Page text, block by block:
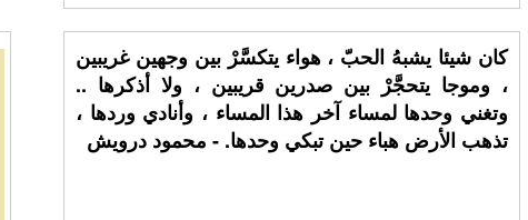
كان شيئا يشبهُ الحبّ ، هواء يتكسَّرْ بين وجهين غريبين
، وموجا يتحجَّرْ بين صدرين قريبين ، ولا أذكرها ..
وتغني وحدها لمساء آخر هذا المساء ، وأنادي وردها ،
تذهب الأرض هباء حين تبكي وحدها. - محمود درويش